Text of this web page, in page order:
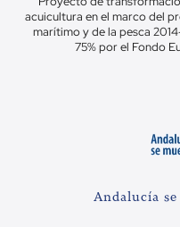
acuicultura en el marco del
marítimo y de la pesca
75% por el Fondo
Andalucía